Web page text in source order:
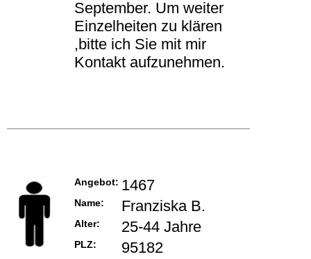
September. Um weiter
Einzelheiten zu klären
,bitte ich Sie mit mir
Kontakt aufzunehmen.
Angebot: 1467
Name: Franziska B.
Alter: 25-44 Jahre
PLZ: 95182